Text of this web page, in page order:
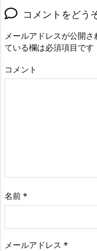
コメントをどう
メールアドレスが公開さ
ている欄は必須項目です
コメント
名前*
メールアドレス *